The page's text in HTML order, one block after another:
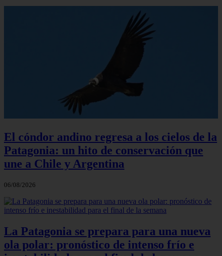
El cóndor andino regresa a los cielos de la
Patagonia: un hito de conservación que
une a Chile y Argentina
06/08/2026
La Patagonia se prepara para una nueva
ola polar: pronóstico de intenso frío e